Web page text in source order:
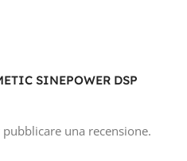
SINEPOWER DSP
pubblicare una recensione.